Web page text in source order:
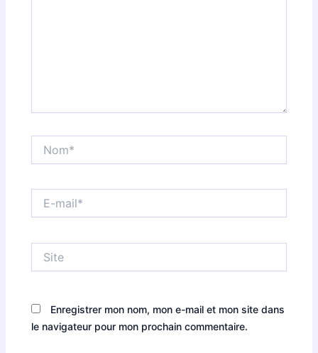
mail*
Enregistrer mon nom, mon e-mail et mon site dans
le navigateur pour mon prochain commentaire.